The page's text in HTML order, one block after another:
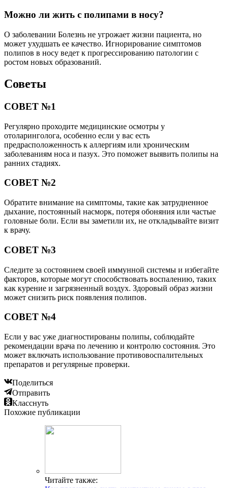
Можно ли жить с полипами в носу?
О заболевании Болезнь не угрожает жизни пациента, но
может ухудшать ее качество. Игнорирование симптомов
полипов в носу ведет к прогрессированию патологии с
ростом новых образований.
Советы
СОВЕТ №1
Регулярно проходите медицинские осмотры у
отоларинголога, особенно если у вас есть
предрасположенность к аллергиям или хроническим
заболеваниям носа и пазух. Это поможет выявить полипы на
ранних стадиях.
СОВЕТ №2
Обратите внимание на симптомы, такие как затрудненное
дыхание, постоянный насморк, потеря обоняния или частые
головные боли. Если вы заметили их, не откладывайте визит
к врачу.
СОВЕТ №3
Следите за состоянием своей иммунной системы и избегайте
факторов, которые могут способствовать воспалению, таких
как курение и загрязненный воздух. Здоровый образ жизни
может снизить риск появления полипов.
СОВЕТ №4
Если у вас уже диагностированы полипы, соблюдайте
рекомендации врача по лечению и контролю состояния. Это
может включать использование противовоспалительных
препаратов и регулярные проверки.
Поделиться
Отправить
Класснуть
Похожие публикации
Читайте также: